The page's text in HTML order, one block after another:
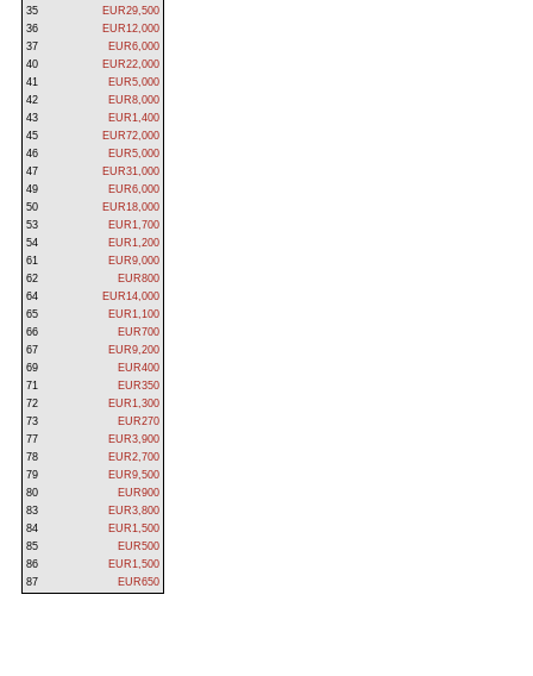
35
EUR29,500
36
EUR12,000
37
EUR6,000
40
EUR22,000
41
EUR5,000
42
EUR8,000
43
EUR1,400
45
EUR72,000
46
EUR5,000
47
EUR31,000
49
EUR6,000
50
EUR18,000
53
EUR1,700
54
EUR1,200
61
EUR9,000
62
EUR800
64
EUR14,000
65
EUR1,100
66
EUR700
67
EUR9,200
69
EUR400
71
EUR350
72
EUR1,300
73
EUR270
77
EUR3,900
78
EUR2,700
79
EUR9,500
80
EUR900
83
EUR3,800
84
EUR1,500
85
EUR500
86
EUR1,500
87
EUR650